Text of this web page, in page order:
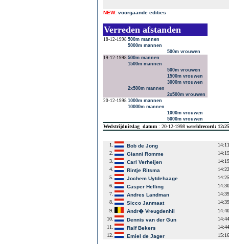
NEW: voorgaande edities
Verreden afstanden
18-12-1998 500m mannen
5000m mannen
500m vrouwen
19-12-1998 500m mannen
1500m mannen
500m vrouwen
1500m vrouwen
3000m vrouwen
2x500m mannen
2x500m vrouwen
20-12-1998 1000m mannen
10000m mannen
1000m vrouwen
5000m vrouwen
Wedstrijduitslag datum : 20-12-1998 wereldrecord:
1. Bob de Jong
2.
Gianni Romme
3.
Carl Verheijen
4.
Rintje Ritsma
5.
Jochem Uytdehaage
6.
Casper Helling
7.
Andres Landman
8.
Sicco Janmaat
9.
Andr� Vreugdenhil
10.
Dennis van der Gun
11.
Ralf Bekers
12.
Emiel de Jager